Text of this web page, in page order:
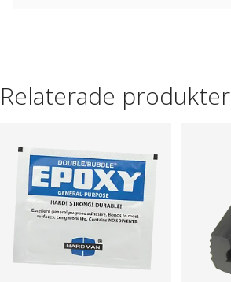
Relaterade produkter